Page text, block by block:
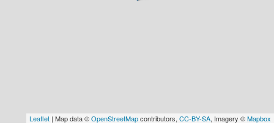
Leaflet | Map data ©OpenStreetMapcontributors, CC-BY-SA, Imagery ©Mapbox